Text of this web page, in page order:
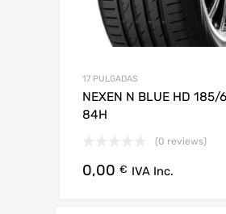
17 PULGADAS
NEXEN N BLUE HD 185/
84H
(0 reviews)
0,00 € IVA Inc.